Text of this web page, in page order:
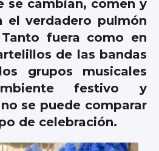
se cambian, comen y
el verdadero pulmón
fuera como en
de las bandas
grupos musicales
festivo y
se puede comparar
de celebración.